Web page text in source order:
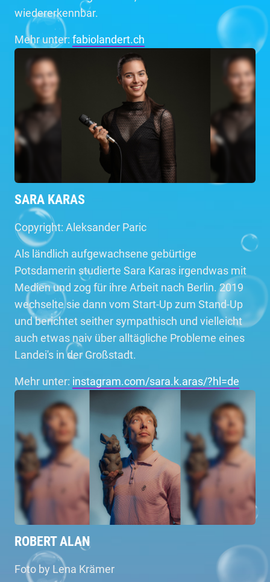
wiedererkennbar.
Mehr unter: fabiolandert.ch
SARA KARAS
Copyright: Aleksander Paric
Als ländlich aufgewachsene gebürtige
Potsdamerin studierte Sara Karas irgendwas mit
Medien und zog für ihre Arbeit nach Berlin. 2019
wechselte sie dann vom Start-Up zum Stand-Up
und berichtet seither sympathisch und vielleicht
auch etwas naiv über alltägliche Probleme eines
Landei's in der Großstadt.
Mehr unter: instagram.com/sara.k.aras/?hl=de
ROBERT ALAN
Foto by Lena Krämer